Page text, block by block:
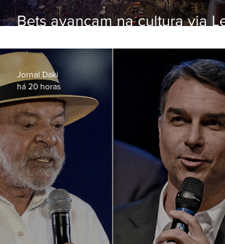
Bets avançam na cultura via Lei
artistas
Jornal Daki
há 20 horas